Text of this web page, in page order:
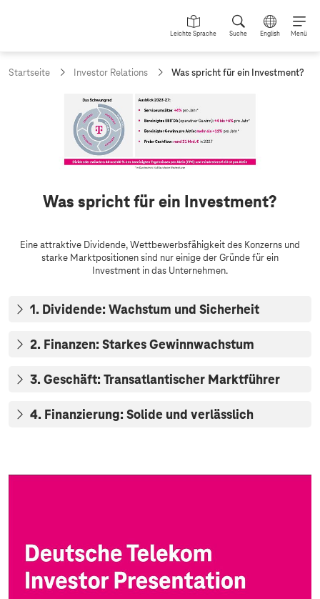
Leichte Sprache Suche English Menü
Startseite Investor Relations
a
u
e
e
i
Was spricht für ein Investment?
Was spricht für ein Investment?
Eine attraktive Dividende, Wettbewerbsfähigkeit des Konzerns und
starke Marktpositionen sind nur einige der Gründe für ein
Investment in das Unternehmen.
1. Dividende: Wachstum und Sicherheit
2. Finanzen: Starkes Gewinnwachstum
3. Geschäft: Transatlantischer Marktführer
4. Finanzierung: Solide und verlässlich